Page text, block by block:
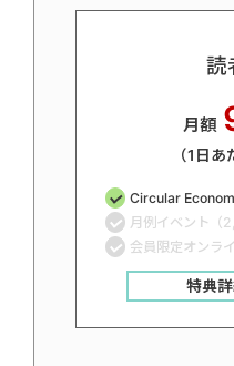
読
月額
（1日
Circular
月例イベント（
会員限定オンラ
特典